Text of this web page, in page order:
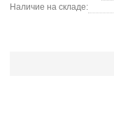
Наличие на складе: